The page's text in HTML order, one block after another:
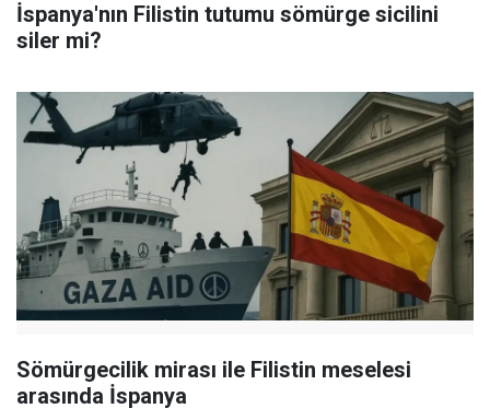
İspanya'nın Filistin tutumu sömürge sicilini
siler mi?
Sömürgecilik mirası ile Filistin meselesi
arasında İspanya